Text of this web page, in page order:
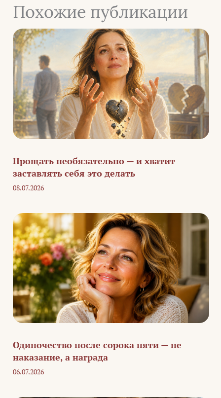
Похожие публикации
Прощать необязательно — и хватит
заставлять себя это делать
08.07.2026
Одиночество после сорока пяти — не
наказание, а награда
06.07.2026